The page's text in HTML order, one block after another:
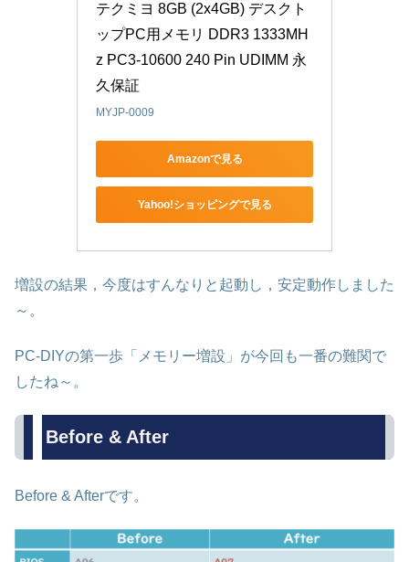
テクミヨ 8GB (2x4GB) デスクト
ップPC用メモリ DDR3 1333MH
z PC3-10600 240 Pin UDIMM 永
久保証
MYJP-0009
Amazonで見る
Yahoo!ショッピングで見る
増設の結果，今度はすんなりと起動し，安定動作しました
～。
PC-DIYの第一歩「メモリー増設」が今回も一番の難関で
したね～。
Before & After
Before & Afterです。